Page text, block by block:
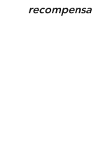
recompensa